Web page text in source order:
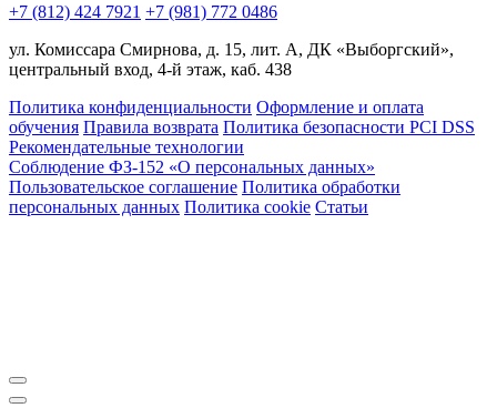
+7 (812) 424 7921 +7 (981) 772 0486
ул. Комиссара Смирнова, д. 15, лит. А, ДК «Выборгский»,
центральный вход, 4-й этаж, каб. 438
Политика конфиденциальности Оформление и оплата
обучения Правила возврата Политика безопасности PCI DSS
Рекомендательные технологии
Соблюдение ФЗ-152 «О персональ­ных данных»
Пользовательское соглашение Политика обработки
персональных данных Политика cookie Статьи